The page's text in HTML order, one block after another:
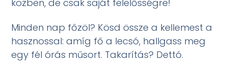
közben, de csak saját felelősségre!
Minden nap főzöl? Kösd össze a kellemest a
hasznossal: amíg fő a lecsó, hallgass meg
egy fél órás műsort. Takarítás? Dettó.